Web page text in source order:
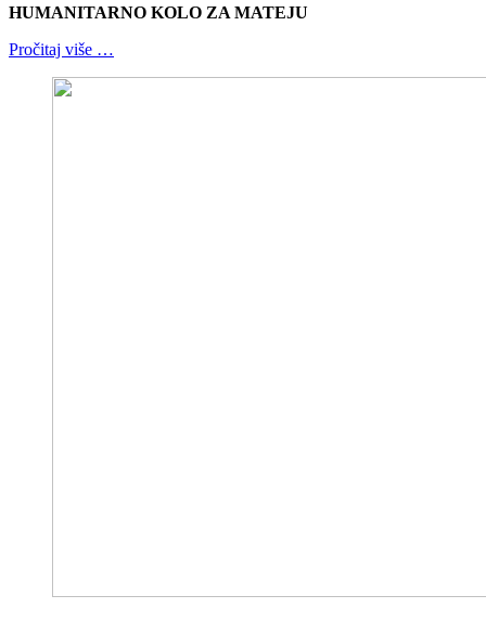
HUMANITARNO KOLO ZA MATEJU
Pročitaj više …